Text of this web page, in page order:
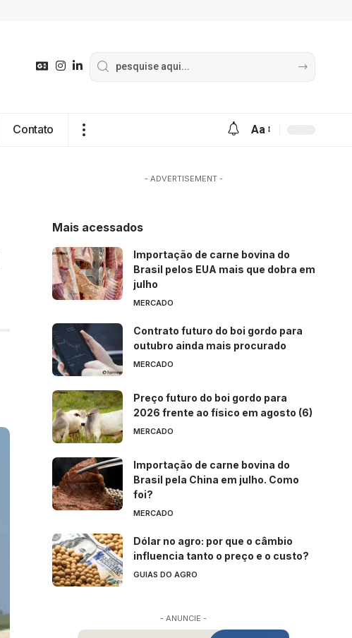
Contato Aa
- ADVERTISEMENT -
Mais acessados
Importação de carne bovina do
Brasil pelos EUA mais que dobra em
julho
MERCADO
Contrato futuro do boi gordo para
outubro ainda mais procurado
MERCADO
Preço futuro do boi gordo para
2026 frente ao físico em agosto (6)
MERCADO
Importação de carne bovina do
Brasil pela China em julho. Como
foi?
MERCADO
Dólar no agro: por que o câmbio
influencia tanto o preço e o custo?
GUIAS DO AGRO
- ANUNCIE -